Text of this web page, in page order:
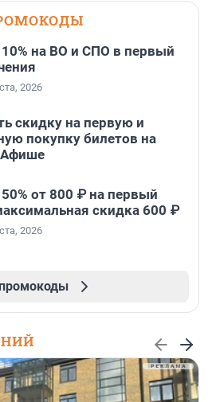
на ВО и СПО в первый
2026
скидку на первую и
покупку билетов на
от 800 ₽ на первый
скидка 600 ₽
2026